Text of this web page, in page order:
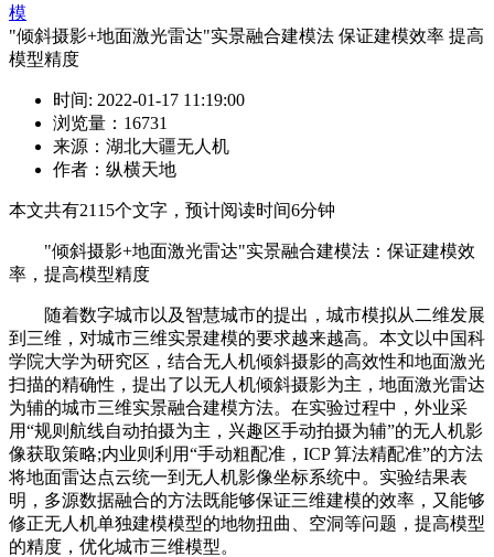
模
"倾斜摄影+地面激光雷达"实景融合建模法 保证建模效率 提高
模型精度
时间: 2022-01-17 11:19:00
浏览量：16731
来源：湖北大疆无人机
作者：纵横天地
本文共有2115个文字，预计阅读时间6分钟
"倾斜摄影+地面激光雷达"实景融合建模法：保证建模效
率，提高模型精度
随着数字城市以及智慧城市的提出，城市模拟从二维发展
到三维，对城市三维实景建模的要求越来越高。本文以中国科
学院大学为研究区，结合无人机倾斜摄影的高效性和地面激光
扫描的精确性，提出了以无人机倾斜摄影为主，地面激光雷达
为辅的城市三维实景融合建模方法。在实验过程中，外业采
用“规则航线自动拍摄为主，兴趣区手动拍摄为辅”的无人机影
像获取策略;内业则利用“手动粗配准，ICP 算法精配准”的方法
将地面雷达点云统一到无人机影像坐标系统中。实验结果表
明，多源数据融合的方法既能够保证三维建模的效率，又能够
修正无人机单独建模模型的地物扭曲、空洞等问题，提高模型
的精度，优化城市三维模型。